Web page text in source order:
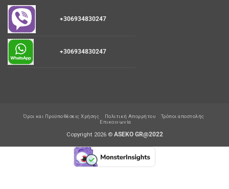
+306934830247
+306934830247
Όροι και Προϋποθέσεις Χρήσης Πολιτική Απορρήτου
Τρόποι αποστολής
Επικοινωνία
Copyright 2026 © ASEKO GR@2022